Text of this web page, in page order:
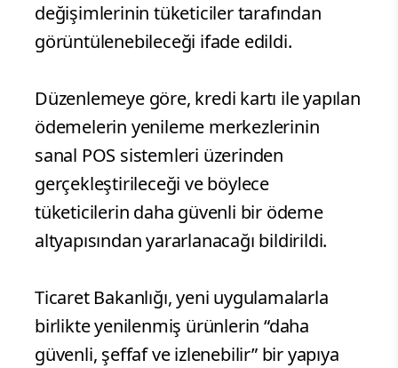
değişimlerinin tüketiciler tarafından
görüntülenebileceği ifade edildi.
Düzenlemeye göre, kredi kartı ile yapılan
ödemelerin yenileme merkezlerinin
sanal POS sistemleri üzerinden
gerçekleştirileceği ve böylece
tüketicilerin daha güvenli bir ödeme
altyapısından yararlanacağı bildirildi.
Ticaret Bakanlığı, yeni uygulamalarla
birlikte yenilenmiş ürünlerin “daha
güvenli, şeffaf ve izlenebilir” bir yapıya